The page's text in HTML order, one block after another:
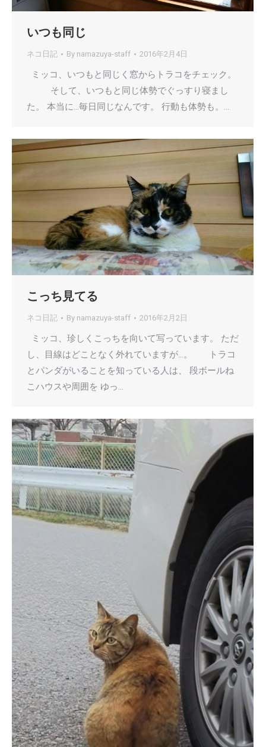
いつも同じ
ネコ日記 By namazuya-staff 2016年2月4日
ミッコ、いつもと同じく窓からトラコをチェック。
そして、いつもと同じ体勢でぐっすり寝まし
た。 本当に…毎日同じなんです。 行動も体勢も。…
こっち見てる
ネコ日記 By namazuya-staff 2016年2月2日
ミッコ、珍しくこっちを向いて写っています。 ただ
し、目線はどことなく外れていますが…。 トラコ
とパンダがいることを知っている人は、 段ボールね
こハウスや周囲を ゆっ…